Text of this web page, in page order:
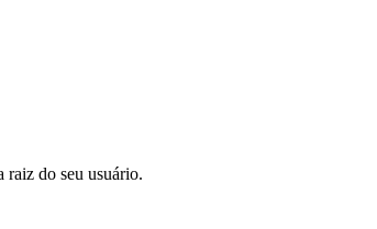
raiz do seu usuário.